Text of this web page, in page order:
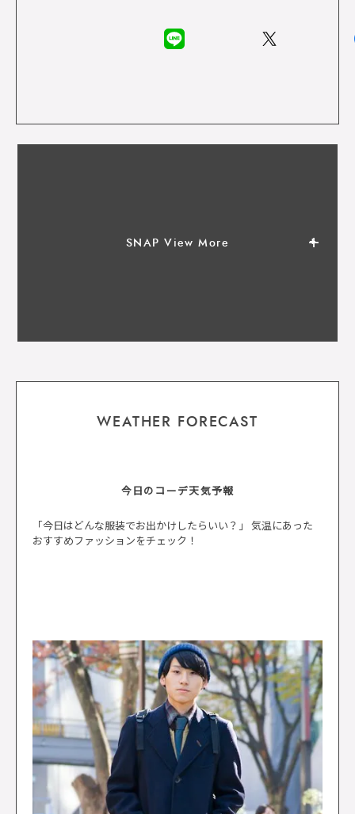
SNAP View More
WEATHER FORECAST
今日のコーデ天気予報
「今日はどんな服装でお出かけしたらいい？」 気温にあった
おすすめファッションをチェック！